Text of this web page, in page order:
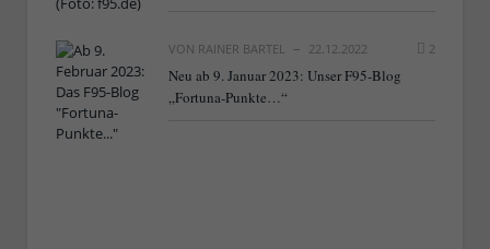
VON RAINER BARTEL 22.12.2022 2
Neu ab 9. Januar 2023: Unser F95-Blog
„Fortuna-Punkte…“